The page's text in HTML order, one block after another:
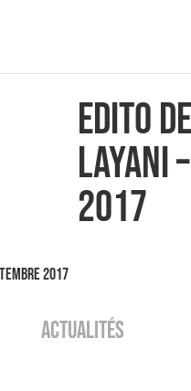
Edito
Layani
2017
2017
ACTUALITÉS